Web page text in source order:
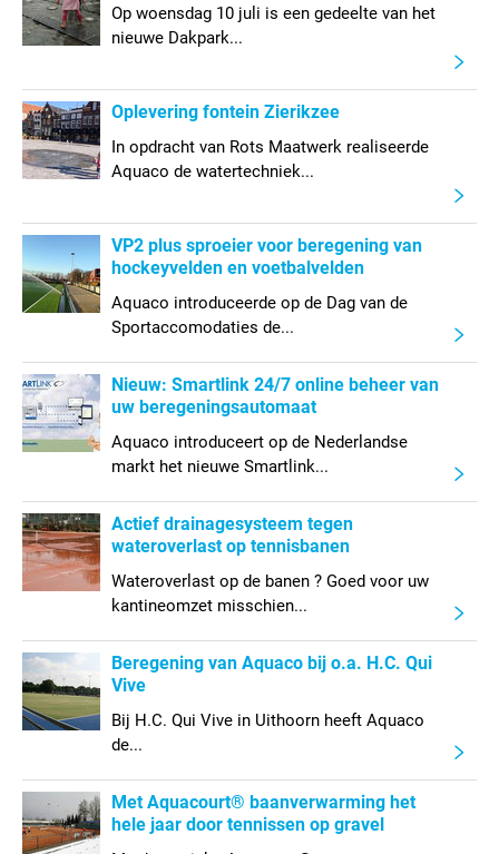
Op woensdag 10 juli is een gedeelte van het
nieuwe Dakpark...
Oplevering fontein Zierikzee
In opdracht van Rots Maatwerk realiseerde
Aquaco de watertechniek...
VP2 plus sproeier voor beregening van
hockeyvelden en voetbalvelden
Aquaco introduceerde op de Dag van de
Sportaccomodaties de...
Nieuw: Smartlink 24/7 online beheer van
uw beregeningsautomaat
Aquaco introduceert op de Nederlandse
markt het nieuwe Smartlink...
Actief drainagesysteem tegen
wateroverlast op tennisbanen
Wateroverlast op de banen ? Goed voor uw
kantineomzet misschien...
Beregening van Aquaco bij o.a. H.C. Qui
Vive
Bij H.C. Qui Vive in Uithoorn heeft Aquaco
de...
Met Aquacourt® baanverwarming het
hele jaar door tennissen op gravel